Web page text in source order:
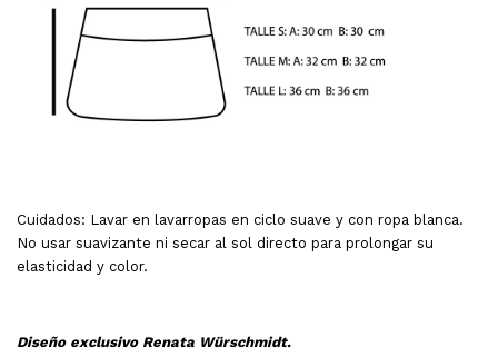
Cuidados: Lavar en lavarropas en ciclo suave y con ropa blanca.
No usar suavizante ni secar al sol directo para prolongar su
elasticidad y color.
Diseño exclusivo Renata Würschmidt.